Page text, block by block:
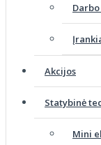
Akcijos
Statybinė
Mini